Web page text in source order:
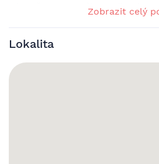
odsavačem par, myčkou,
mrazákem. V ložnici se nachází
matracemi a velká vestavěná skříň.
prostorná šatna s dostatkem
pračkou se sušičkou. Byt je
nábytkem. Byt se nachází přímo na
Zobrazit celý
Lokalita